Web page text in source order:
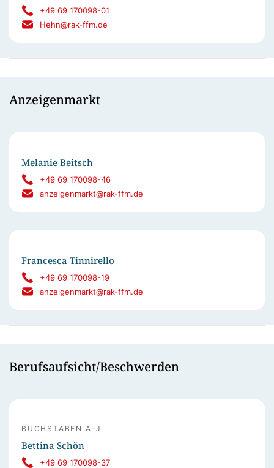
+49 69 170098-01
Hehn@rak-ffm.de
Anzeigenmarkt
Melanie Beitsch
+49 69 170098-46
anzeigenmarkt@rak-ffm.de
Francesca Tinnirello
+49 69 170098-19
anzeigenmarkt@rak-ffm.de
Berufsaufsicht/Beschwerden
BUCHSTABEN A-J
Bettina Schön
+49 69 170098-37